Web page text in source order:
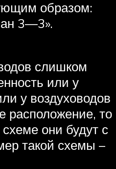
образом:
3—3».
слишком
или у
у воздуховодов
расположение, то
они будут с
такой схемы –